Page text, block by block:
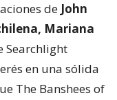
de John
Mariana
Searchlight
en una sólida
The Banshees of